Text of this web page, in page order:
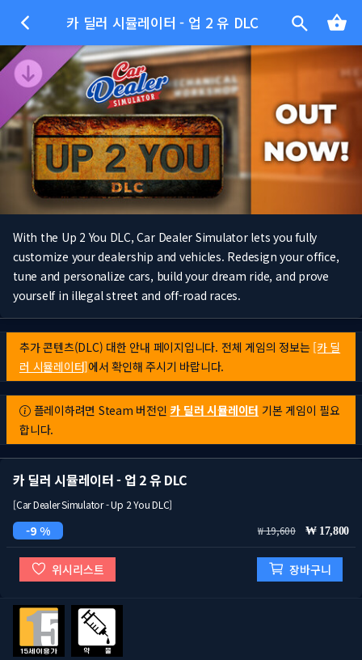
카 딜러 시뮬레이터 - 업 2 유 DLC
With the Up 2 You DLC, Car Dealer Simulator lets you fully
customize your dealership and vehicles. Redesign your office,
tune and personalize cars, build your dream ride, and prove
yourself in illegal street and off-road races.
추가 콘텐츠(DLC) 대한 안내 페이지입니다. 전체 게임의 정보는 [카 딜
러 시뮬레이터]에서 확인해 주시기 바랍니다.
플레이하려면 Steam 버전인 카 딜러 시뮬레이터 기본 게임이 필요
합니다.
카 딜러 시뮬레이터 - 업 2 유 DLC
[Car Dealer Simulator - Up 2 You DLC]
9 % 19,600 17,800
위시리스트 장바구니